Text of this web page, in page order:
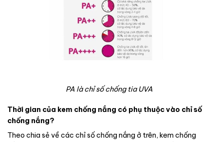
PA là chỉ số chống tia UVA
Thời gian của kem chống nắng có phụ thuộc vào chỉ số
chống nắng?
Theo chia sẻ về các chỉ số chống nắng ở trên, kem chống